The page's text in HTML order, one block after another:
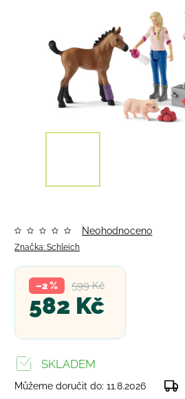
Značka: Schleich
Neohodnoceno
599 Kč
–2 %
582 Kč
SKLADEM
Můžeme doručit do: 11.8.2026